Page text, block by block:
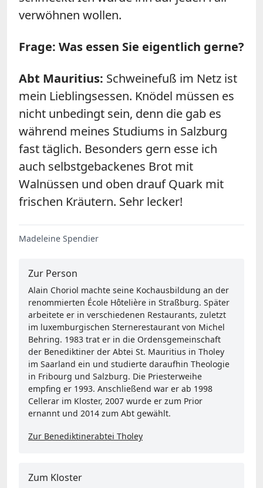
verwöhnen wollen.
Frage: Was essen Sie eigentlich gerne?
Abt Mauritius: Schweinefuß im Netz ist
mein Lieblingsessen. Knödel müssen es
nicht unbedingt sein, denn die gab es
während meines Studiums in Salzburg
fast täglich. Besonders gern esse ich
auch selbstgebackenes Brot mit
Walnüssen und oben drauf Quark mit
frischen Kräutern. Sehr lecker!
Madeleine Spendier
Zur Person
Alain Choriol machte seine Kochausbildung an der
renommierten École Hôtelière in Straßburg. Später
arbeitete er in verschiedenen Restaurants, zuletzt
im luxemburgischen Sternerestaurant von Michel
Behring. 1983 trat er in die Ordensgemeinschaft
der Benediktiner der Abtei St. Mauritius in Tholey
im Saarland ein und studierte daraufhin Theologie
in Fribourg und Salzburg. Die Priesterweihe
empfing er 1993. Anschließend war er ab 1998
Cellerar im Kloster, 2007 wurde er zum Prior
ernannt und 2014 zum Abt gewählt.
Zur Benediktinerabtei Tholey
Zum Kloster